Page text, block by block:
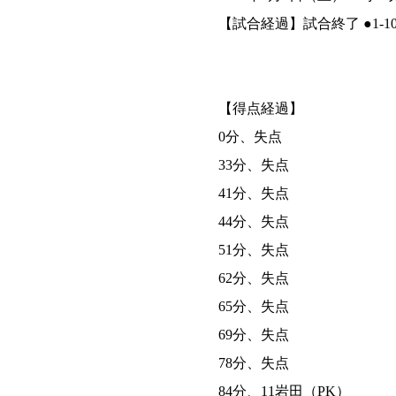
【試合経過】試合終了 ●1-
【得点経過】
0分、失点
33分、失点
41分、失点
44分、失点
51分、失点
62分、失点
65分、失点
69分、失点
78分、失点
84分、11岩田（PK）